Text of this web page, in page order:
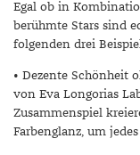
Egal ob in
berühmte Stars sind
folgenden drei
• Dezente Schönheit
von Eva Longorias
Zusammenspiel
Farbenglanz, um